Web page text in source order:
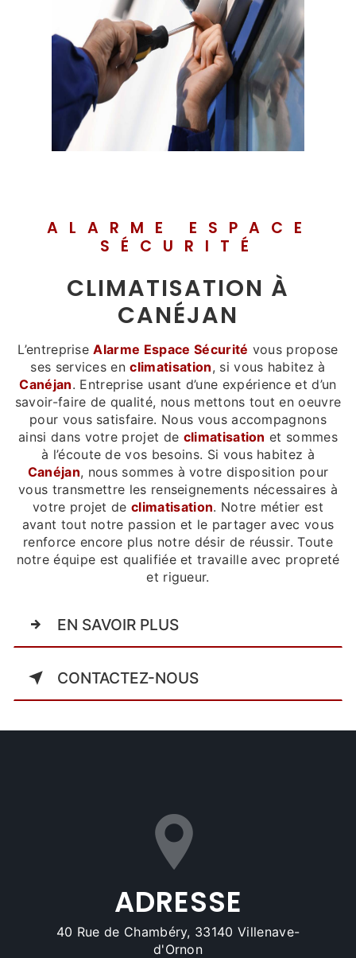
ALARME ESPACE
SÉCURITÉ
CLIMATISATION À
CANÉJAN
L’entrepriseAlarme Espace Sécurité vous propose
ses services enclimatisation, si vous habitez à
Canéjan. Entreprise usant d’une expérience et d’un
savoir-faire de qualité, nous mettons tout en oeuvre
pour vous satisfaire. Nous vous accompagnons
ainsi dans votre projet de climatisation et sommes
à l’écoute de vos besoins. Si vous habitez à
Canéjan, nous sommes à votre disposition pour
vous transmettre les renseignements nécessaires à
votre projet declimatisation. Notre métier est
avant tout notre passion et le partager avec vous
renforce encore plus notre désir de réussir. Toute
notre équipe est qualifiée et travaille avec propreté
et rigueur.
EN SAVOIR PLUS
CONTACTEZ-NOUS
ADRESSE
40 Rue de Chambéry, 33140 Villenave-
d'Ornon